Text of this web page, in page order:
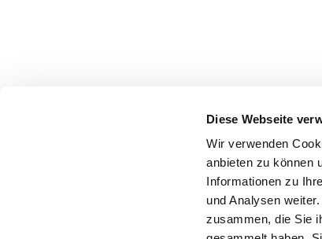
Diese Webseite
Wir verwenden
anbieten zu können
Informationen zu
und Analysen
zusammen, die Sie